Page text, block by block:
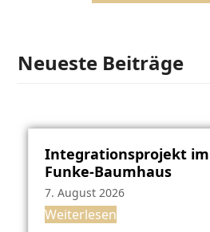
Neueste Beiträge
Integrationsprojekt im
Funke-Baumhaus
7. August 2026
Weiterlesen